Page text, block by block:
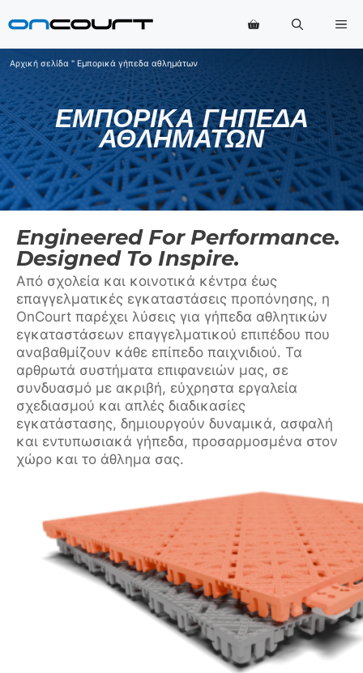
στο
Αρχική σελίδα " Εμπορικά γήπεδα αθλημάτων
ΕΜΠΟΡΙΚΆ ΓΉΠΕΔΑ
ΑΘΛΗΜΆΤΩΝ
Engineered For Performance.
Designed To Inspire.
Από σχολεία και κοινοτικά κέντρα έως
επαγγελματικές εγκαταστάσεις προπόνησης, η
OnCourt παρέχει λύσεις για γήπεδα αθλητικών
εγκαταστάσεων επαγγελματικού επιπέδου που
αναβαθμίζουν κάθε επίπεδο παιχνιδιού. Τα
αρθρωτά συστήματα επιφανειών μας, σε
συνδυασμό με ακριβή, εύχρηστα εργαλεία
σχεδιασμού και απλές διαδικασίες
εγκατάστασης, δημιουργούν δυναμικά, ασφαλή
και εντυπωσιακά γήπεδα, προσαρμοσμένα στον
χώρο και το άθλημα σας.